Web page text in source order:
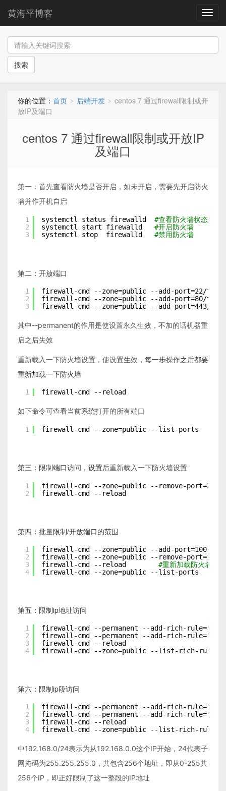
导
航
黄海平博客
搜索
你的位置： 首页 > 后端开发 > centos 7 通过firewall限制或开
放IP及端口
centos 7 通过firewall限制或开放IP
及端口
第一：首先查看防火墙是否开启，如未开启，需要先开启防火
墙并作开机自启
1
2
3
systemctl status firewalld #查看防火墙状态
systemctl start firewalld #开启防火墙
systemctl stop  firewalld #禁用防火墙
第二：开放端口
1
2
3
firewall-cmd --zone=public --add-port=22/tcp
firewall-cmd --zone=public --add-port=80/tcp
firewall-cmd --zone=public --add-port=443/tcp
其中--permanent的作用是使设置永久生效，不加的话机器重
启之后失效
重新载入一下防火墙设置，使设置生效 ，每一步操作之后都要
重新加载一下防火墙
1 firewall-cmd --reload
如下命令可查看当前系统打开的所有端口
1 firewall-cmd --zone=public --list-ports
第三：限制端口访问，设置后重新载入一下防火墙设置
1
2
firewall-cmd --zone=public --remove-port=22
firewall-cmd --reload
第四：批量限制/开放端口的范围
1
2
3
4
firewall-cmd --zone=public --add-port=100-200
firewall-cmd --zone=public --remove-port=100-
firewall-cmd --reload #重新加载防火墙
firewall-cmd --zone=public --list-ports
第五：限制ip地址访问
1
2
3
4
firewall-cmd --permanent --add-rich-rule=
firewall-cmd --permanent --add-rich-rule=
firewall-cmd --reload
firewall-cmd --zone=public --list-rich-
第六：限制ip段访问
1
2
3
4
firewall-cmd --permanent --add-rich-rule=
firewall-cmd --permanent --add-rich-rule=
firewall-cmd --reload
firewall-cmd --zone=public --list-rich-
中192.168.0/24表示为从192.168.0.0这个IP开始，24代表子
网掩码为255.255.255.0，共包含256个地址，即从0-255共
256个IP，即正好限制了这一整段的IP地址